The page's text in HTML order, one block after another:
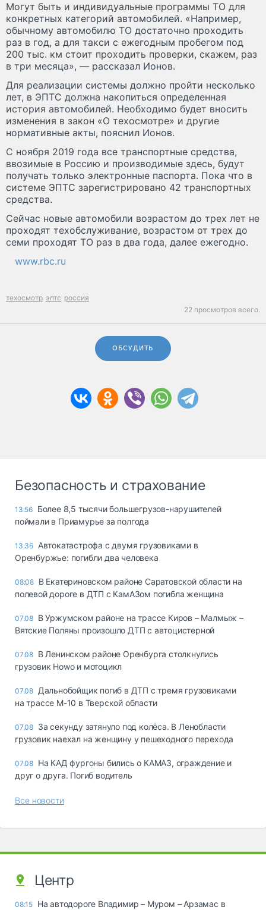
Могут быть и индивидуальные программы ТО для
конкретных категорий автомобилей. ​«Например,
обычному автомобилю ТО достаточно проходить
раз в год, а для такси с ежегодным пробегом под
200 тыс. км стоит проходить проверки, скажем, раз
в три месяца», — рассказал Ионов.
Для реализации системы должно пройти несколько
лет, в ЭПТС должна накопиться определенная
история автомобилей. Необходимо будет вносить
изменения в закон «О техосмотре» и другие
нормативные акты, пояснил Ионов.
С ноября 2019 года все транспортные средства,
ввозимые в Россию и производимые здесь, будут
получать только электронные паспорта. Пока что в
системе ЭПТС зарегистрировано 42 транспортных
средства.
Сейчас новые автомобили возрастом до трех лет не
проходят техобслуживание, возрастом от трех до
семи проходят ТО раз в два года, далее ежегодно. ​
www.rbc.ru
техосмотр эптс россия
22 просмотров всего.
ОБСУДИТЬ
Безопасность и страхование
13:56 Более 8,5 тысячи большегрузов-нарушителей
поймали в Приамурье за полгода
13:36 Автокатастрофа с двумя грузовиками в
Оренбуржье: погибли два человека
08:08 В Екатериновском районе Саратовской области на
полевой дороге в ДТП с КамАЗом погибла женщина
07.08 В Уржумском районе на трассе Киров – Малмыж –
Вятские Поляны произошло ДТП с автоцистерной
07.08 В Ленинском районе Оренбурга столкнулись
грузовик Howo и мотоцикл
07.08 Дальнобойщик погиб в ДТП с тремя грузовиками
на трассе М-10 в Тверской области
07.08 За секунду затянуло под колёса. В Ленобласти
грузовик наехал на женщину у пешеходного перехода
07.08 На КАД фургоны бились о КАМАЗ, ограждение и
друг о друга. Погиб водитель
Все новости
Центр
08:15 На автодороге Владимир – Муром – Арзамас в